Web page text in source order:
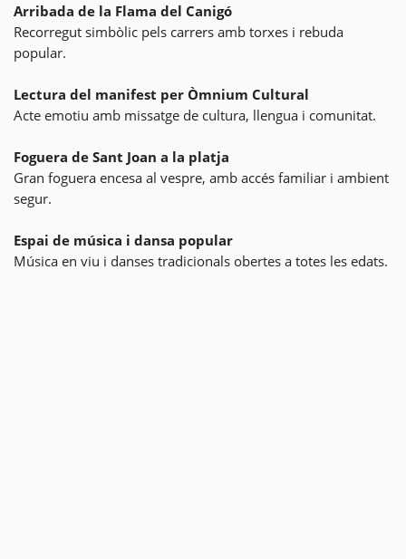
Arribada de la Flama del Canigó
Recorregut simbòlic pels carrers amb torxes i rebuda
popular.
Lectura del manifest per Òmnium Cultural
Acte emotiu amb missatge de cultura, llengua i comunitat.
Foguera de Sant Joan a la platja
Gran foguera encesa al vespre, amb accés familiar i ambient
segur.
Espai de música i dansa popular
Música en viu i danses tradicionals obertes a totes les edats.